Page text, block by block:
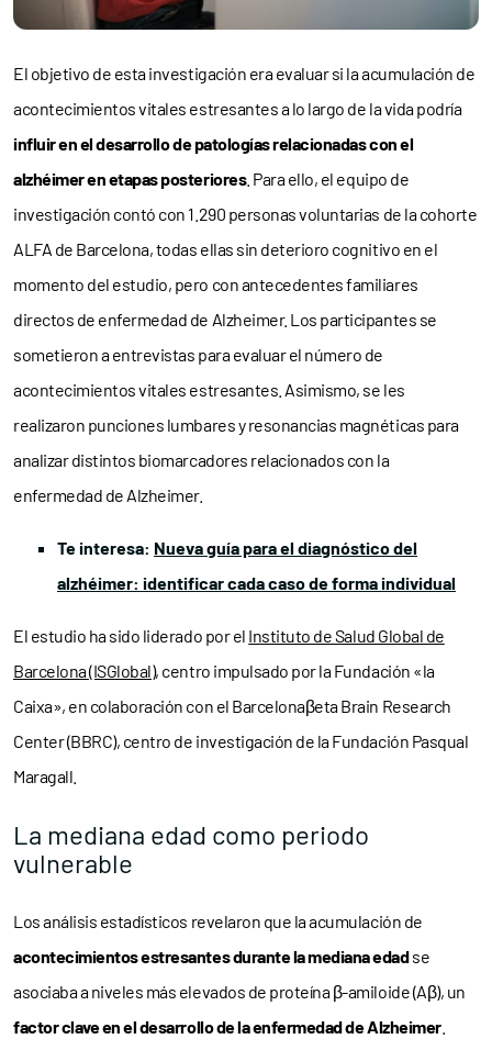
El objetivo de esta investigación era evaluar si la acumulación de
acontecimientos vitales estresantes a lo largo de la vida podría
influir en el desarrollo de patologías relacionadas con el
alzhéimeren etapas posteriores. Para ello, el equipo de
investigación contó con 1.290 personas voluntarias de la cohorte
ALFA de Barcelona, todas ellas sin deterioro cognitivo en el
momento del estudio, pero con antecedentes familiares
directos de enfermedad de Alzheimer. Los participantes se
sometieron a entrevistas para evaluar el número de
acontecimientos vitales estresantes. Asimismo, se les
realizaron punciones lumbares y resonancias magnéticas para
analizar distintos biomarcadores relacionados con la
enfermedad de Alzheimer.
Te interesa: Nueva guía para el diagnóstico del
alzhéimer: identificar cada caso de forma individual
El estudio ha sido liderado por el Instituto de Salud Global de
Barcelona (ISGlobal), centro impulsado por la Fundación «la
Caixa», en colaboración con el Barcelonaβeta Brain Research
Center (BBRC), centro de investigación de la Fundación Pasqual
Maragall.
La mediana edad como periodo
vulnerable
Los análisis estadísticos revelaron que la acumulación de
acontecimientos estresantes durante la mediana edadse
asociaba a niveles más elevados de proteína β-amiloide (Aβ), un
factor clave en el desarrollo de la enfermedad de Alzheimer.